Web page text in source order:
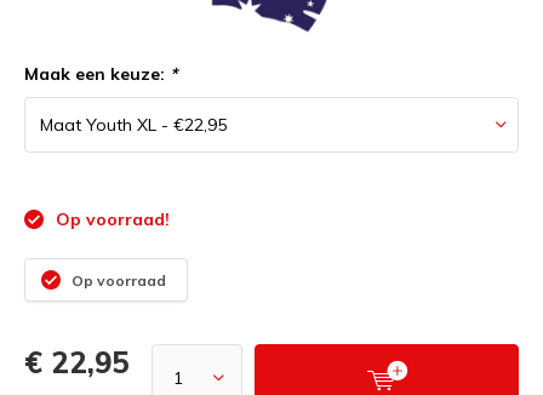
Maak een keuze: *
Op voorraad!
Op voorraad
€ 22,95